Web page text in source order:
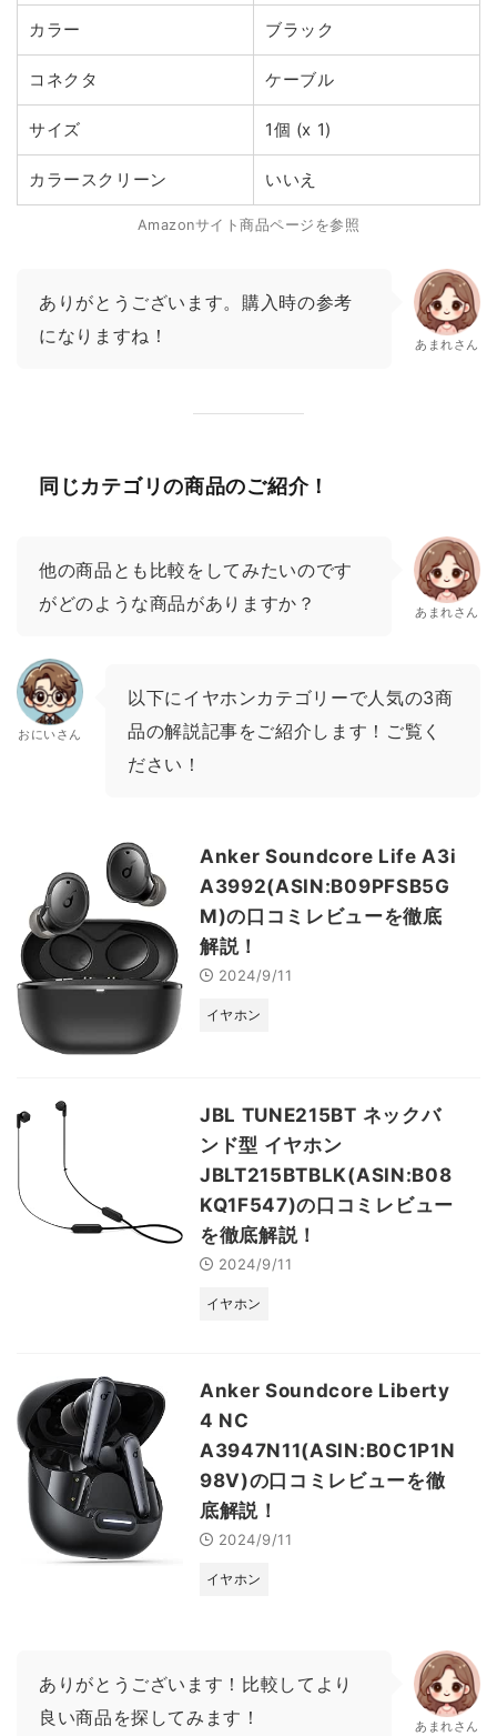
カラー ブラック
コネクタ ケーブル
サイズ 1個 (x 1)
カラースクリーン いいえ
Amazonサイト商品ページを参照
ありがとうございます。購入時の参考
になりますね！
あまれさん
同じカテゴリの商品のご紹介！
他の商品とも比較をしてみたいのです
がどのような商品がありますか？
あまれさん
おにいさん
以下にイヤホンカテゴリーで人気の3商
品の解説記事をご紹介します！ご覧く
ださい！
Anker Soundcore Life A3i
A3992(ASIN:B09PFSB5G
M)の口コミレビューを徹底
解説！
2024/9/11
イヤホン
JBL TUNE215BT ネックバ
ンド型 イヤホン
JBLT215BTBLK(ASIN:B08
KQ1F547)の口コミレビュー
を徹底解説！
2024/9/11
イヤホン
Anker Soundcore Liberty
4 NC
A3947N11(ASIN:B0C1P1N
98V)の口コミレビューを徹
底解説！
2024/9/11
イヤホン
ありがとうございます！比較してより
良い商品を探してみます！
あまれさん